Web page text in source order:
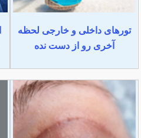
تورهای داخلی و خارجی لحظه
آخری رو از دست نده